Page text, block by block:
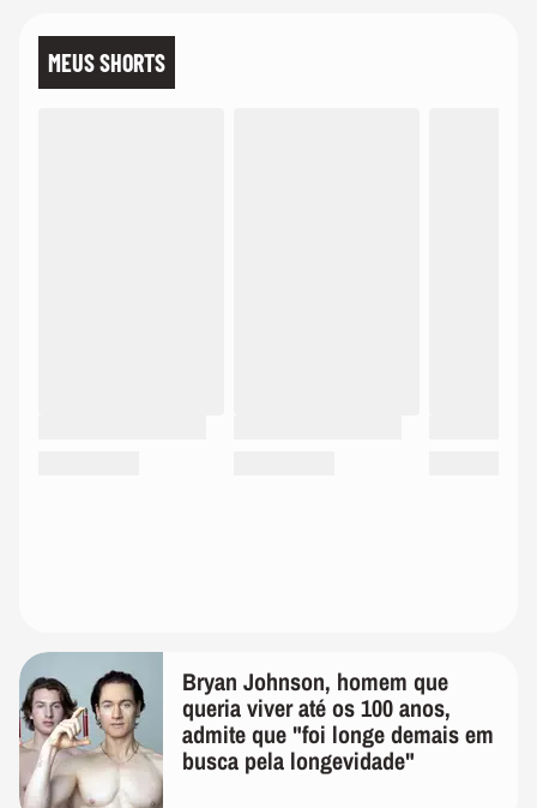
MEUS SHORTS
Bryan Johnson, homem que
queria viver até os 100 anos,
admite que "foi longe demais em
busca pela longevidade"